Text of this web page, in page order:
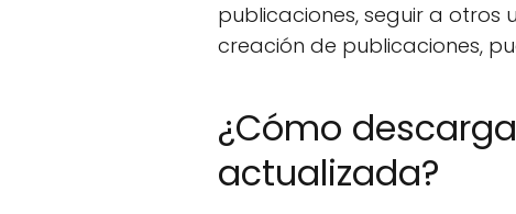
publicaciones, seguir a otros
creación de publicaciones,
¿Cómo
actualizada?